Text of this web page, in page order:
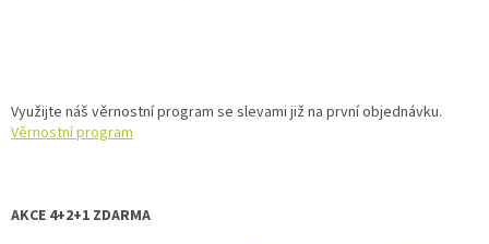
Využijte náš věrnostní program se slevami již na první objednávku.
Věrnostní program
AKCE 4+2+1 ZDARMA